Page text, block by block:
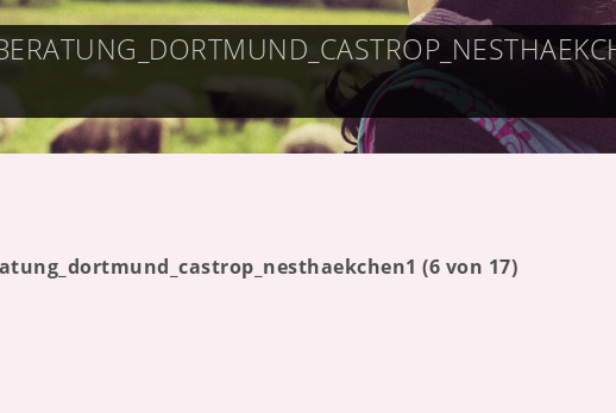
(6 von 17)